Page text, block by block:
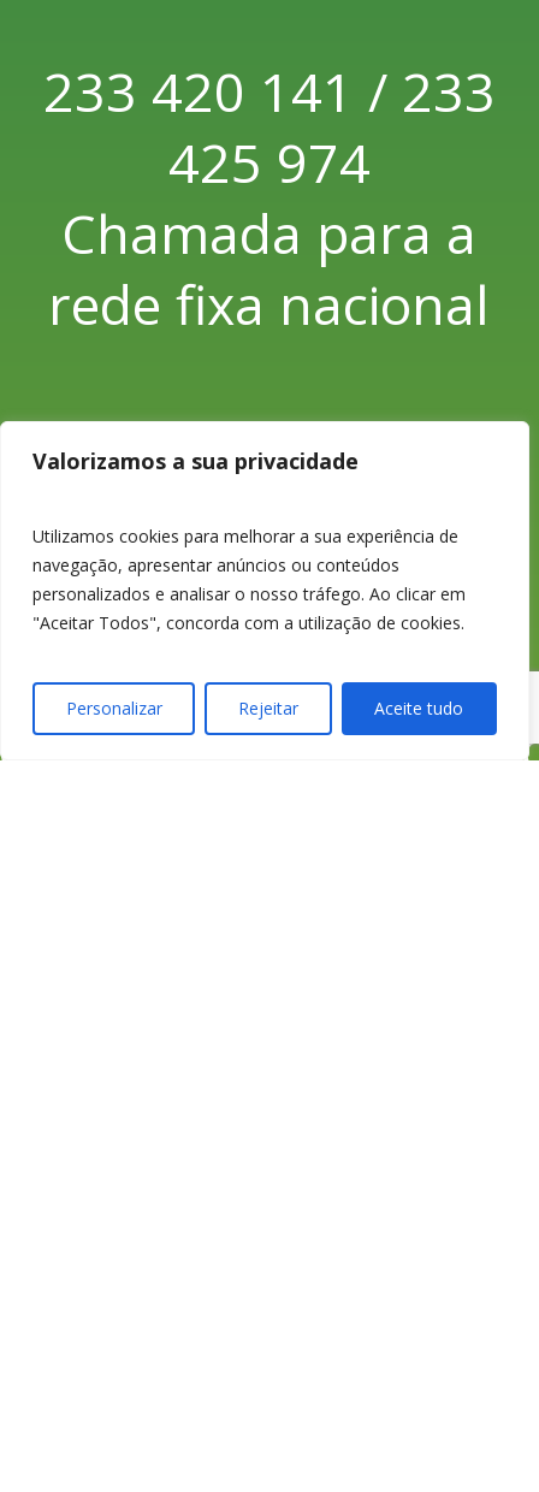
Valorizamos a sua privacidade
Utilizamos cookies para melhorar a sua experiência de
navegação, apresentar anúncios ou conteúdos
personalizados e analisar o nosso tráfego. Ao clicar em
"Aceitar Todos", concorda com a utilização de cookies.
Personalizar Rejeitar Aceite tudo
233 420 141 / 233
425 974
Chamada para a
rede fixa nacional
233 426 925
Chamada para a
rede fixa nacional